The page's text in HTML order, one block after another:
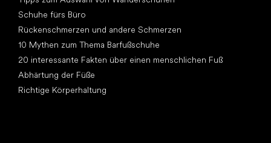
Schuhe fürs Büro
Rückenschmerzen und andere Schmerzen
10 Mythen zum Thema Barfußschuhe
20 interessante Fakten über einen menschlichen Fuß
Abhärtung der Füße
Richtige Körperhaltung